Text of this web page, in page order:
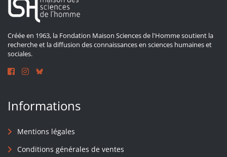
Créée en 1963, la Fondation Maison Sciences de l'Homme soutient la
recherche et la diffusion des connaissances en sciences humaines et
sociales.
Informations
Mentions légales
Conditions générales de ventes